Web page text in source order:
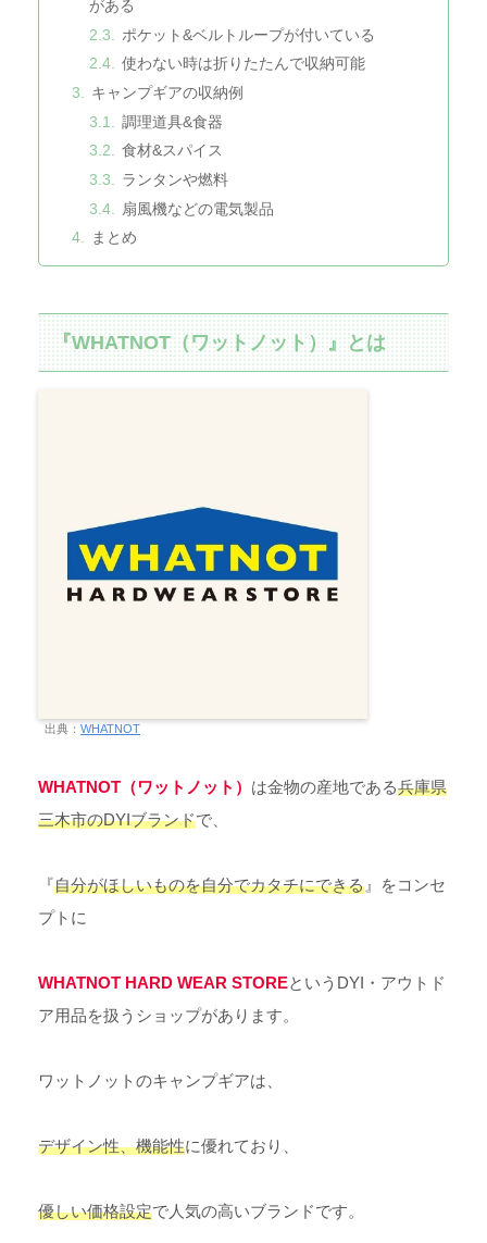
がある
ポケット&ベルトループが付いている
使わない時は折りたたんで収納可能
キャンプギアの収納例
調理道具&食器
食材&スパイス
ランタンや燃料
扇風機などの電気製品
まとめ
『WHATNOT（ワットノット）』とは
出典： WHATNOT
WHATNOT（ワットノット） は金物の産地である兵庫県
三木市のDYIブランドで、
『自分がほしいものを自分でカタチにできる 』をコンセ
プトに
WHATNOT HARD WEAR STOREというDYI・アウトド
ア用品を扱うショップがあります。
ワットノットのキャンプギアは、
デザイン性、機能性に優れており、
優しい価格設定で人気の高いブランドです。